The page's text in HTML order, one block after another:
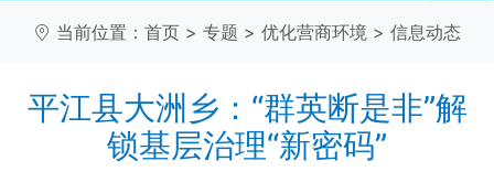
当前位置： 首页 > 专题 > 优化营商环境 > 信息动态
平江县大洲乡：“群英断是非”解
锁基层治理“新密码”